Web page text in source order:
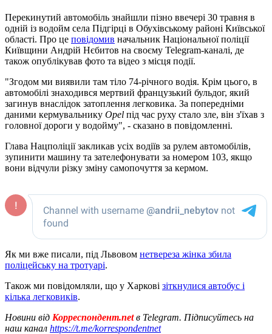
Перекинутий автомобіль знайшли пізно ввечері 30 травня в
одній із водойм села Підгірці в Обухівському районі Київської
області. Про це повідомив начальник Національної поліції
Київщини Андрій Нєбитов на своєму Telegram-каналі, де
також опублікував фото та відео з місця події.
"Згодом ми виявили там тіло 74-річного водія. Крім цього, в
автомобілі знаходився мертвий французький бульдог, який
загинув внаслідок затоплення легковика. За попередніми
даними кермувальнику Opel під час руху стало зле, він з'їхав з
головної дороги у водойму", - сказано в повідомленні.
Глава Нацполіції закликав усіх водіїв за рулем автомобілів,
зупинити машину та зателефонувати за номером 103, якщо
вони відчули різку зміну самопочуття за кермом.
Як ми вже писали, під Львовом нетвереза жінка збила
поліцейську на тротуарі.
Також ми повідомляли, що у Харкові зіткнулися автобус і
кілька легковиків.
Новини від Корреспондент.netв Telegram. Підписуйтесь на
наш канал https://t.me/korrespondentnet